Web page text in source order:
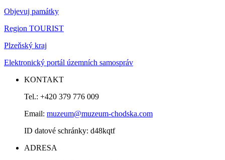
Objevuj památky
Region TOURIST
Plzeňský kraj
Elektronický portál územních samospráv
KONTAKT
Tel.: +420 379 776 009
Email: muzeum@muzeum-chodska.com
ID datové schránky: d48kqtf
ADRESA